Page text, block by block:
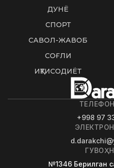
ДУНË
СПОРТ
САВОЛ-ЖАВОБ
СОҒЛИҚ
ИҚТИСОДИЁТ
ТЕЛЕФОН
+998 97
№1346 Берилган